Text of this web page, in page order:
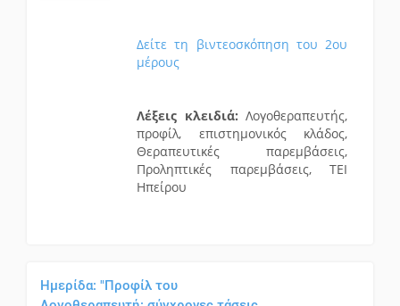
Δείτε τη βιντεοσκόπηση του 2ου
μέρους
Λέξεις κλειδιά: Λογοθεραπευτής,
προφίλ, επιστημονικός κλάδος,
Θεραπευτικές παρεμβάσεις,
Προληπτικές παρεμβάσεις, ΤΕΙ
Ηπείρου
Ημερίδα: "Προφίλ του